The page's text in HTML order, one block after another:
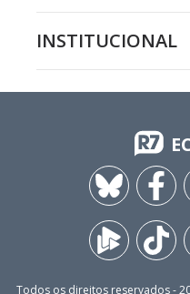
INSTITUCIONAL
Todos os direitos reservados -